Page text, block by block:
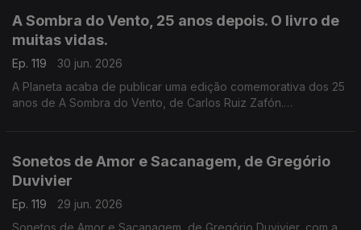
A Sombra do Vento, 25 anos depois. O livro de
muitas vidas.
Ep. 119
30 jun. 2026
A Planeta acaba de publicar uma edição comemorativa dos 25
anos de A Sombra do Vento, de Carlos Ruiz Zafón.
Livros Esquecidos, no Salão Nobre da Biblioteca da Academia
das Ciências, em Lisboa.
Sonetos de Amor e Sacanagem, de Gregório
Duvivier
Ep. 119
29 jun. 2026
Sonetos de Amor e Sacanagem, de Gregório Duvivier, com a